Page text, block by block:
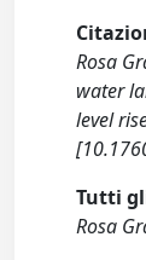
Rosa
water
level
Tutti
Rosa